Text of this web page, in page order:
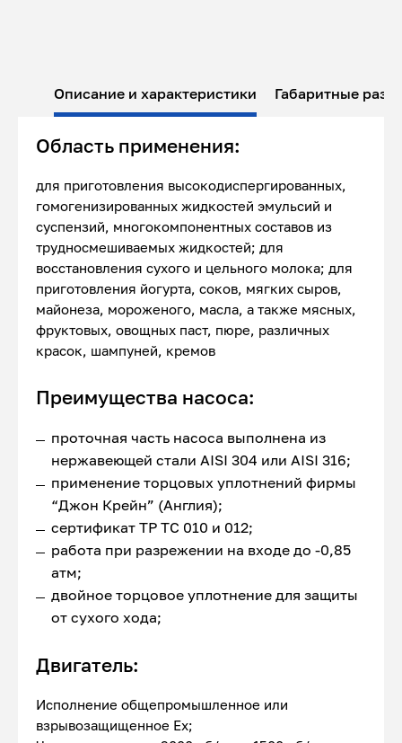
Описание и характеристики Габаритные
Область применения:
для приготовления высокодиспергированных,
гомогенизированных жидкостей эмульсий и
суспензий, многокомпонентных составов из
трудносмешиваемых жидкостей; для
восстановления сухого и цельного молока; для
приготовления йогурта, соков, мягких сыров,
майонеза, мороженого, масла, а также мясных,
фруктовых, овощных паст, пюре, различных
красок, шампуней, кремов
Преимущества насоса:
проточная часть насоса выполнена из
нержавеющей стали AISI 304 или AISI 316;
применение торцовых уплотнений фирмы
“Джон Крейн” (Англия);
сертификат ТР ТС 010 и 012;
работа при разрежении на входе до -0,85
атм;
двойное торцовое уплотнение для защиты
от сухого хода;
Двигатель:
Исполнение общепромышленное или
взрывозащищенное Ex;